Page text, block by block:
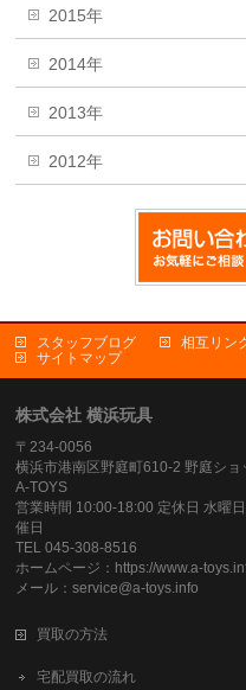
2015年
2014年
2013年
2012年
スタッフブログ 相互リン
サイトマップ
株式会社 横浜玩具
〒234-0056
横浜市港南区野庭町610-2 野庭ショ
A-TOYS
営業時間 10:00-18:00 定休日 水曜
催日
TEL 045-308-8516
ホームページ：https://www.a-
メール：service@a-toys.info
買取の方法
宅配買取の流れ